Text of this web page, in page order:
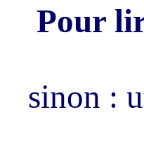
Pour
sinon :